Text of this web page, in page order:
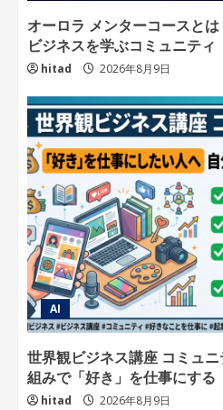
オーロラ メンターコースと
ビジネスを学ぶコミュニティ
hitad 2026年8月9日
AI
世界観ビジネス講座 コミュ
組みで「好き」を仕事にする
hitad 2026年8月9日